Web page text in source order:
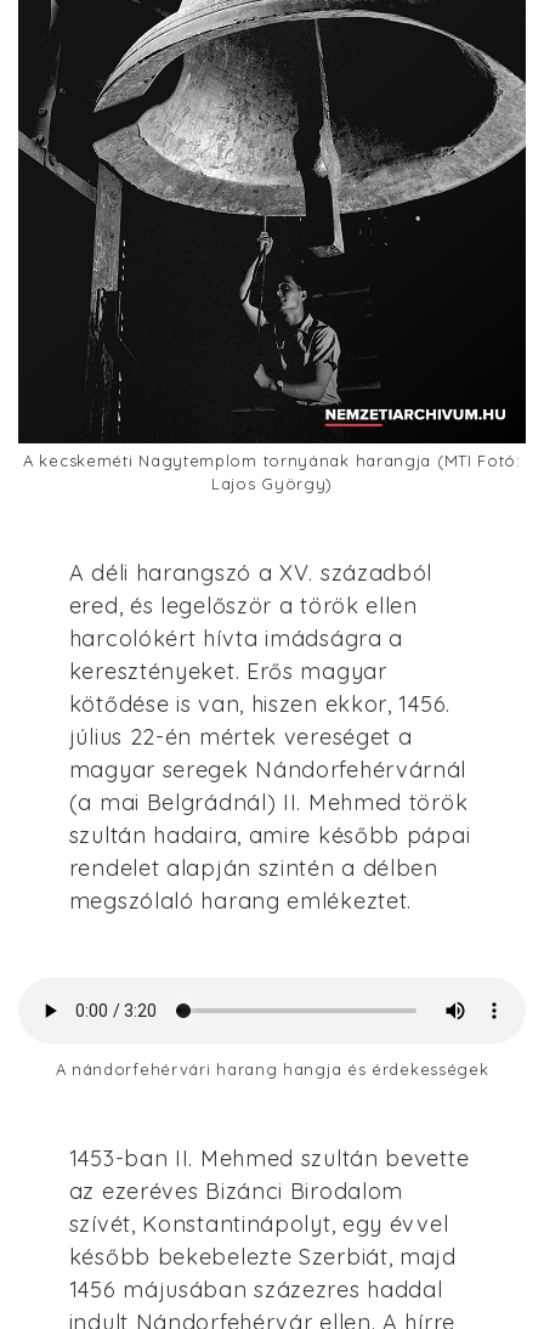
A kecskeméti Nagytemplom tornyának harangja (MTI Fotó:
Lajos György)
A déli harangszó a XV. századból
ered, és legelőször a török ellen
harcolókért hívta imádságra a
keresztényeket. Erős magyar
kötődése is van, hiszen ekkor, 1456.
július 22-én mértek vereséget a
magyar seregek Nándorfehérvárnál
(a mai Belgrádnál) II. Mehmed török
szultán hadaira, amire később pápai
rendelet alapján szintén a délben
megszólaló harang emlékeztet.
A nándorfehérvári harang hangja és érdekességek
1453-ban II. Mehmed szultán bevette
az ezeréves Bizánci Birodalom
szívét, Konstantinápolyt, egy évvel
később bekebelezte Szerbiát, majd
1456 májusában százezres haddal
indult Nándorfehérvár ellen. A hírre